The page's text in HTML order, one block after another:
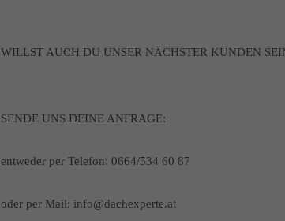
WILLST AUCH DU UNSER NÄCHSTER KUNDEN
SENDE UNS DEINE ANFRAGE:
entweder per Telefon: 0664/534 60 87
oder per Mail: info@dachexperte.at